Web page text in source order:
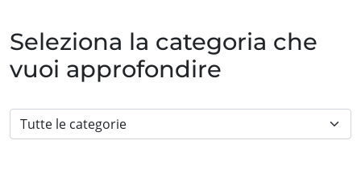
Seleziona la categoria che
vuoi approfondire